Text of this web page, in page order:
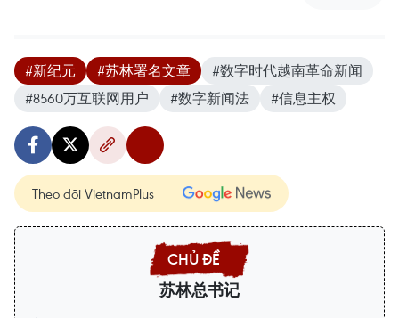
#新纪元 #苏林署名文章
#数字时代越南革命新闻
#8560万互联网用户
#数字新闻法 #信息主权
Theo dõi VietnamPlus
苏林总书记